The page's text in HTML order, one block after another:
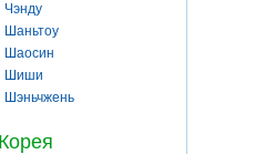
Чэнду
Шаньтоу
Шаосин
Шиши
Шэньчжень
Корея